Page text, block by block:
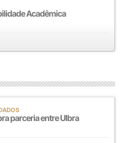
Acadêmica
parceria entre Ulbra